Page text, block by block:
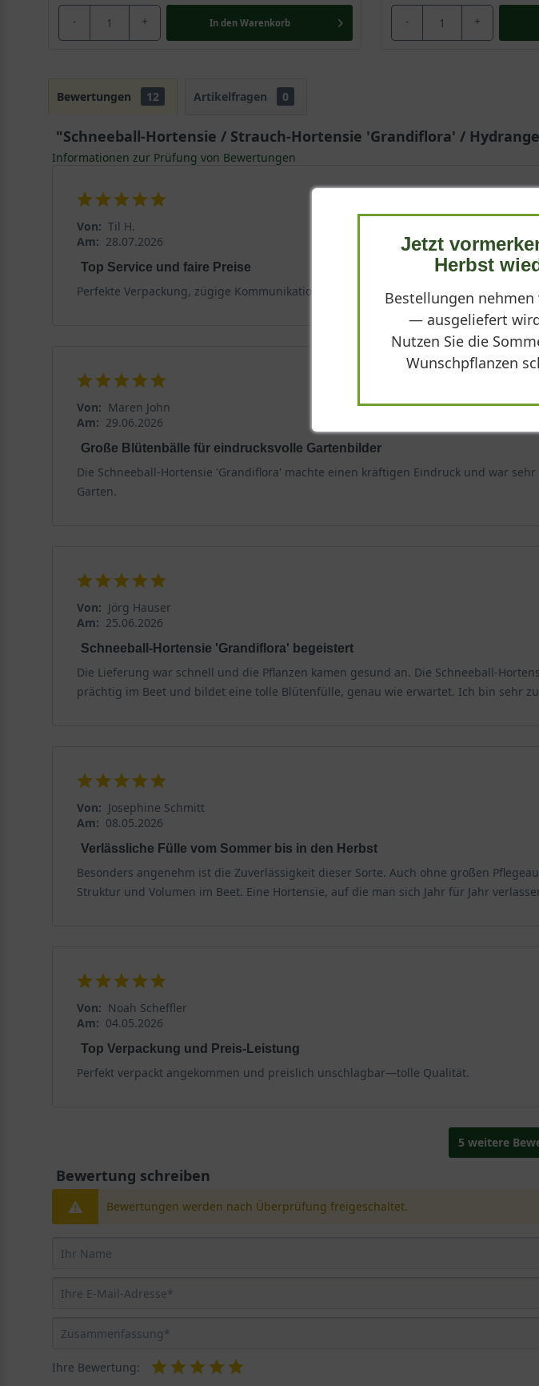
- + In den Warenkorb - +
Bewertungen 12 Artikelfragen 0
"Schneeball-Hortensie / Strauch-Hortensie 'Grandiflora' /
Informationen zur Prüfung von Bewertungen
Von: Til H.
Am: 28.07.2026
Top Service und faire Preise
Perfekte Verpackung, zügige Kommunikation und tolles Preis-Leistungs-Verhältnis.
Von: Maren John
Am: 29.06.2026
Große Blütenbälle für eindrucksvolle Gartenbilder
Die Schneeball-Hortensie 'Grandiflora' machte einen kräftigen Eindruck und war
Garten.
Von: Jörg Hauser
Am: 25.06.2026
Schneeball-Hortensie 'Grandiflora' begeistert
Die Lieferung war schnell und die Pflanzen kamen gesund an. Die Schneeball-
prächtig im Beet und bildet eine tolle Blütenfülle, genau wie erwartet. Ich bin sehr
Von: Josephine Schmitt
Am: 08.05.2026
Verlässliche Fülle vom Sommer bis in den Herbst
Besonders angenehm ist die Zuverlässigkeit dieser Sorte. Auch ohne großen
Struktur und Volumen im Beet. Eine Hortensie, auf die man sich Jahr für Jahr
Von: Noah Scheffler
Am: 04.05.2026
Top Verpackung und Preis-Leistung
Perfekt verpackt angekommen und preislich unschlagbar—tolle Qualität.
5 weitere
Bewertung schreiben
Bewertungen werden nach Überprüfung freigeschaltet.
Ihre Bewertung:
Jetzt
Herbst
Bestellungen
— ausgeliefert
Nutzen Sie die
Wunschpflanzen